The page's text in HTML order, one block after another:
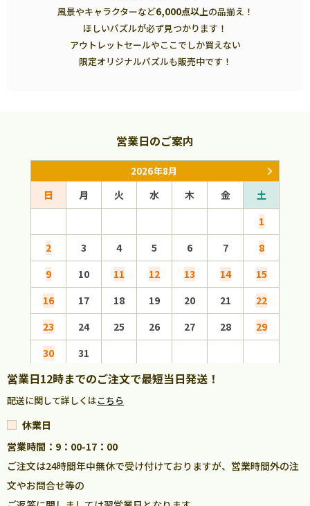
風景やキャラクターなど6,000点以上の品揃え！
ほしいパズルが必ず見つかります！
アウトレットセールやここでしか買えない
限定オリジナルパズルも販売中です！
営業日のご案内
2026年8月
日 月 火 水 木 金
土
1
2
3 4 5 6 7
8
9
10 11 12 13 14
15
16
17 18 19 20 21
22
23
24 25 26 27 28
29
30
31
営業日12時までのご注文で最短当日発送！
配送に関して詳しくはこちら
休業日
営業時間：9：00-17：00
ご注文は24時間年中無休で受け付けておりますが、営業時間外の注
文やお問合せ等の